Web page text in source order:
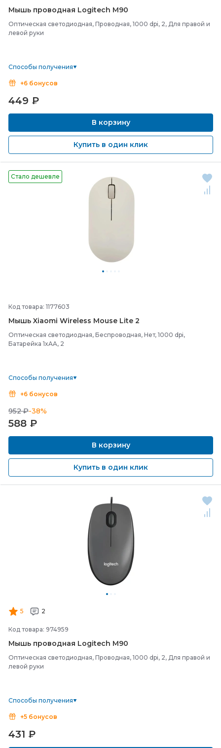
Мышь проводная Logitech M90
Оптическая светодиодная, Проводная, 1000 dpi, 2, Для правой и
левой руки
Способы получения
+6 бонусов
449 ₽
В корзину
Купить в один клик
Стало дешевле
Код товара: 1177603
Мышь Xiaomi Wireless Mouse Lite 2
Оптическая светодиодная, Беспроводная, Нет, 1000 dpi,
Батарейка 1xAA, 2
Способы получения
+6 бонусов
952 ₽-38%
588 ₽
В корзину
Купить в один клик
5 2
Код товара: 974959
Мышь проводная Logitech M90
Оптическая светодиодная, Проводная, 1000 dpi, 2, Для правой и
левой руки
Способы получения
+5 бонусов
431 ₽